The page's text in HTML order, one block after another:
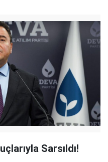
Sarsıldı!